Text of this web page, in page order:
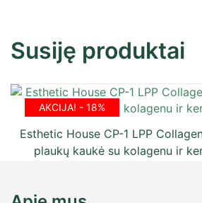
Susiję produktai
AKCIJA! - 18%
Esthetic House CP-1 LPP
plaukų kaukė su kolagenu ir